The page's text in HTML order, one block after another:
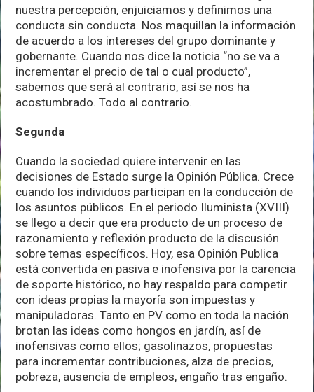
nuestra percepción, enjuiciamos y definimos una
conducta sin conducta. Nos maquillan la información
de acuerdo a los intereses del grupo dominante y
gobernante. Cuando nos dice la noticia “no se va a
incrementar el precio de tal o cual producto”,
sabemos que será al contrario, así se nos ha
acostumbrado. Todo al contrario.
Segunda
Cuando la sociedad quiere intervenir en las
decisiones de Estado surge la Opinión Pública. Crece
cuando los individuos participan en la conducción de
los asuntos públicos. En el periodo Iluminista (XVIII)
se llego a decir que era producto de un proceso de
razonamiento y reflexión producto de la discusión
sobre temas específicos. Hoy, esa Opinión Publica
está convertida en pasiva e inofensiva por la carencia
de soporte histórico, no hay respaldo para competir
con ideas propias la mayoría son impuestas y
manipuladoras. Tanto en PV como en toda la nación
brotan las ideas como hongos en jardín, así de
inofensivas como ellos; gasolinazos, propuestas
para incrementar contribuciones, alza de precios,
pobreza, ausencia de empleos, engaño tras engaño.